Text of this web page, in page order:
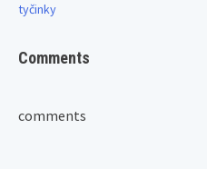
tyčinky
Comments
comments